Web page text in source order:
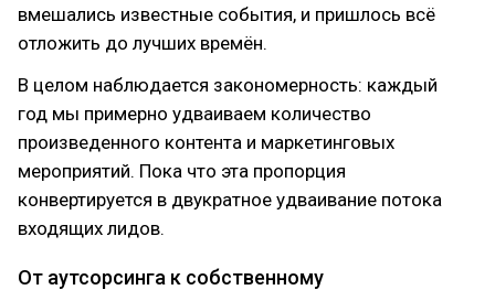
вмешались известные события, и пришлось всё
отложить до лучших времён.
В целом наблюдается закономерность: каждый
год мы примерно удваиваем количество
произведенного контента и маркетинговых
мероприятий. Пока что эта пропорция
конвертируется в двукратное удваивание потока
входящих лидов.
От аутсорсинга к собственному